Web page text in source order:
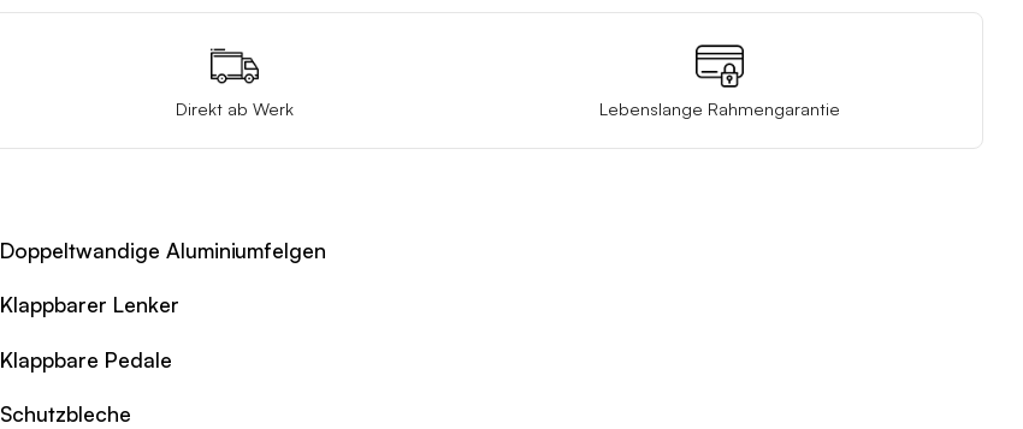
Direkt ab Werk Lebenslange Rahmengarantie
Doppeltwandige Aluminiumfelgen
Klappbarer Lenker
Klappbare Pedale
Schutzbleche